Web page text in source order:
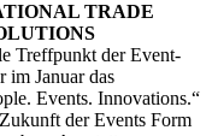
TRADE
Treffpunkt der Event-
im Januar das
Events. Innovations.“
der Events Form